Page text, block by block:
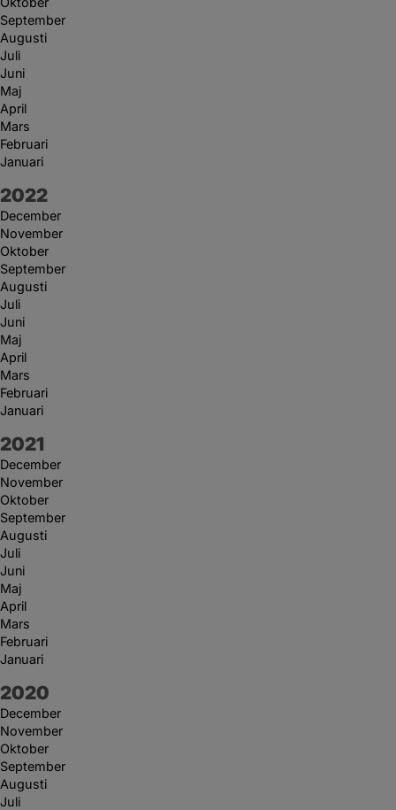
September
Augusti
Juli
Juni
Maj
April
Mars
Februari
Januari
År:
2022
December
November
Oktober
September
Augusti
Juli
Juni
Maj
April
Mars
Februari
Januari
År:
2021
December
November
Oktober
September
Augusti
Juli
Juni
Maj
April
Mars
Februari
Januari
År:
2020
December
November
Oktober
September
Augusti
Juli